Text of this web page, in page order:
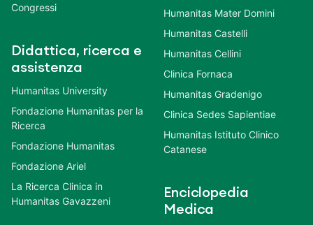
Congressi
Didattica, ricerca e
assistenza
Humanitas University
Fondazione Humanitas per la
Ricerca
Fondazione Humanitas
Fondazione Ariel
La Ricerca Clinica in
Humanitas Gavazzeni
Humanitas Mater Domini
Humanitas Castelli
Humanitas Cellini
Clinica Fornaca
Humanitas Gradenigo
Clinica Sedes Sapientiae
Humanitas Istituto Clinico
Catanese
Enciclopedia
Medica